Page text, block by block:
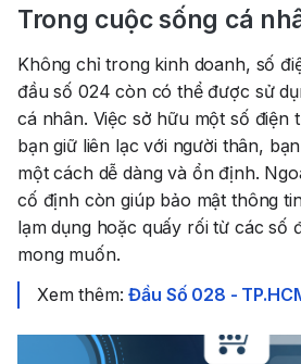
Trong cuộc sống cá
Không chỉ trong kinh doanh, số
đầu số 024 còn có thể được sử
cá nhân. Việc sở hữu một số điện
bạn giữ liên lạc với người thân,
một cách dễ dàng và ổn định.
cố định còn giúp bảo mật thông
lạm dụng hoặc quấy rối từ các số
mong muốn.
Xem thêm:Đầu Số 028 -